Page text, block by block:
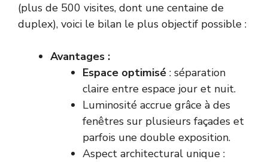
(plus de 500 visites, dont une centaine de
duplex), voici le bilan le plus objectif possible :
Avantages :
Espace optimisé : séparation
claire entre espace jour et nuit.
Luminosité accrue grâce à des
fenêtres sur plusieurs façades et
parfois une double exposition.
Aspect architectural unique :